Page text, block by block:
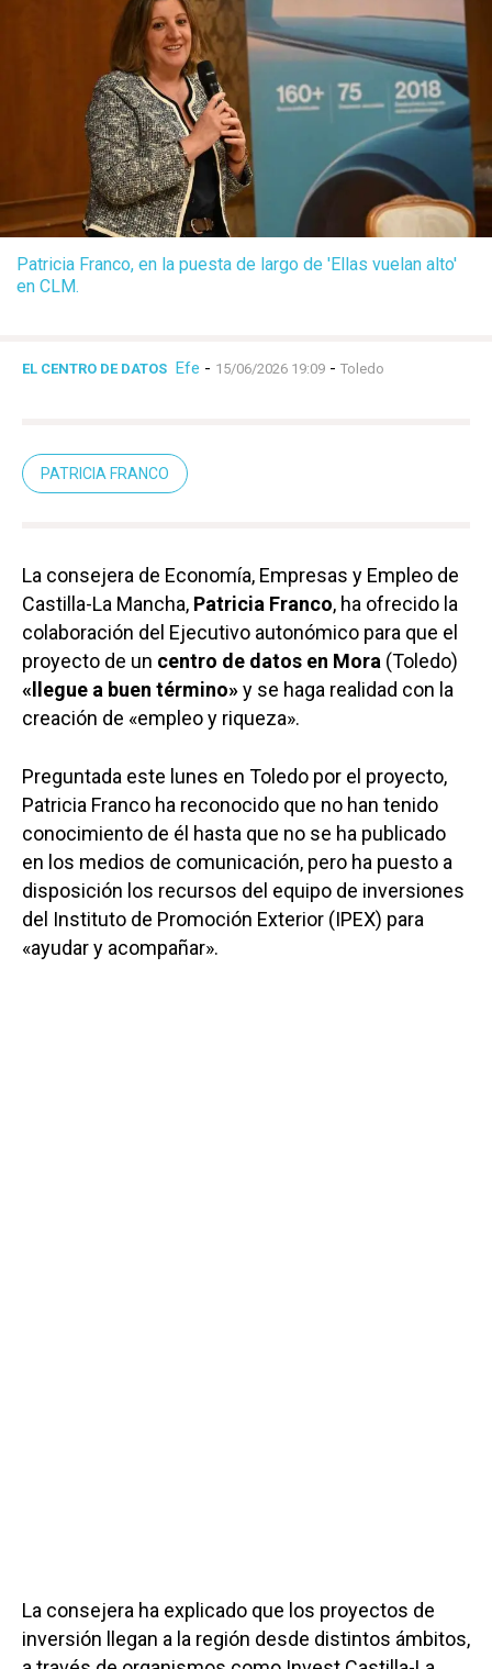
Patricia Franco, en la puesta de largo de 'Ellas vuelan alto'
en CLM.
EL CENTRO DE DATOS Efe - 15/06/2026 19:09 - Toledo
PATRICIA FRANCO
La consejera de Economía, Empresas y Empleo de
Castilla-La Mancha, Patricia Franco, ha ofrecido la
colaboración del Ejecutivo autonómico para que el
proyecto de un centro de datos en Mora (Toledo)
«llegue a buen término»y se haga realidad con la
creación de «empleo y riqueza».
Preguntada este lunes en Toledo por el proyecto,
Patricia Franco ha reconocido que no han tenido
conocimiento de él hasta que no se ha publicado
en los medios de comunicación, pero ha puesto a
disposición los recursos del equipo de inversiones
del Instituto de Promoción Exterior (IPEX) para
«ayudar y acompañar».
La consejera ha explicado que los proyectos de
inversión llegan a la región desde distintos ámbitos,